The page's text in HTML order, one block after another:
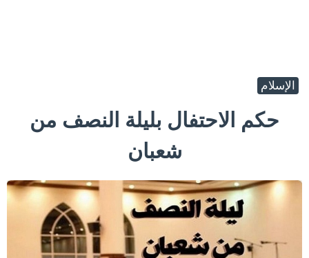
الإسلام
حكم الاحتفال بليلة النصف من
شعبان